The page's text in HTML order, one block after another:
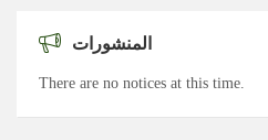
المنشورات
There are no notices at this time.